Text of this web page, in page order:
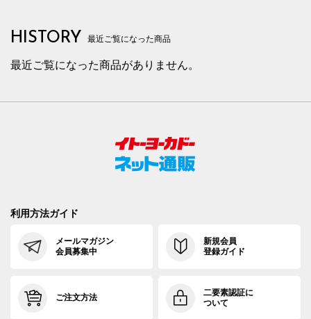
HISTORY 最近ご覧になった商品
最近ご覧になった商品がありません。
利用方法ガイド
メールマガジン
会員募集中
新規会員
登録ガイド
ご注文方法
二要素認証に
ついて